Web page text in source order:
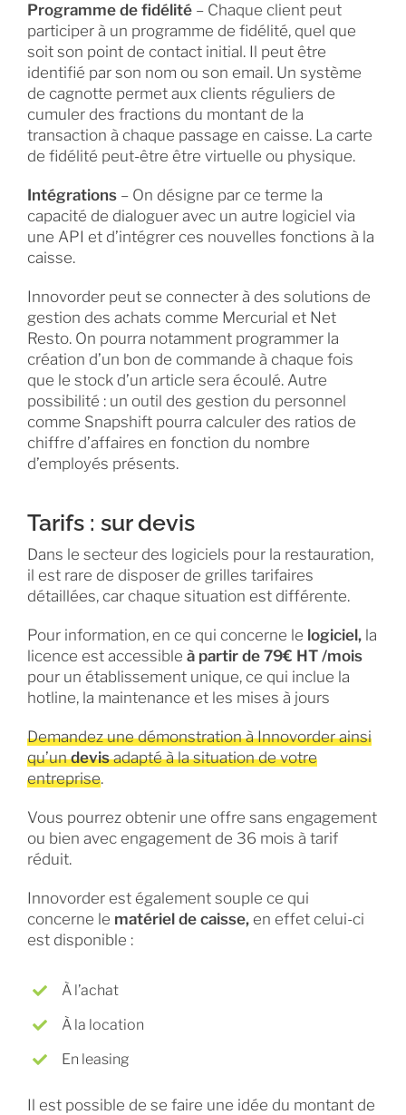
Programme de fidélité– Chaque client peut
participer à un programme de fidélité, quel que
soit son point de contact initial. Il peut être
identifié par son nom ou son email. Un système
de cagnotte permet aux clients réguliers de
cumuler des fractions du montant de la
transaction à chaque passage en caisse. La carte
de fidélité peut-être être virtuelle ou physique.
Intégrations– On désigne par ce terme la
capacité de dialoguer avec un autre logiciel via
une API et d’intégrer ces nouvelles fonctions à la
caisse.
Innovorder peut se connecter à des solutions de
gestion des achats comme Mercurial et Net
Resto. On pourra notamment programmer la
création d’un bon de commande à chaque fois
que le stock d’un article sera écoulé. Autre
possibilité : un outil des gestion du personnel
comme Snapshift pourra calculer des ratios de
chiffre d’affaires en fonction du nombre
d’employés présents.
Tarifs : sur devis
Dans le secteur des logiciels pour la restauration,
il est rare de disposer de grilles tarifaires
détaillées, car chaque situation est différente.
Pour information, en ce qui concerne le logiciel, la
licence est accessible à partir de 79€ HT /mois
pour un établissement unique, ce qui inclue la
hotline, la maintenance et les mises à jours
Demandez une démonstration à Innovorder ainsi
qu’undevisadapté à la situation de votre
entreprise.
Vous pourrez obtenir une offre sans engagement
ou bien avec engagement de 36 mois à tarif
réduit.
Innovorder est également souple ce qui
concerne le matériel de caisse,en effet celui-ci
est disponible :
À l’achat
À la location
En leasing
Il est possible de se faire une idée du montant de